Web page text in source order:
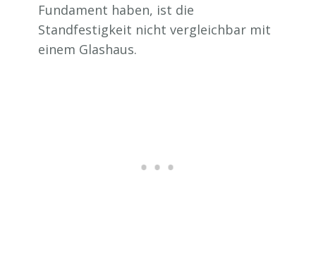
Fundament haben, ist die
Standfestigkeit nicht vergleichbar mit
einem Glashaus.